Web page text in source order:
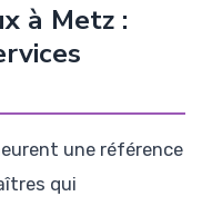
à Metz :
une référence
qui